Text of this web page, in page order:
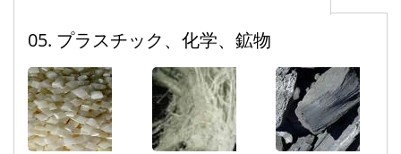
05. プラスチック、化学、鉱物